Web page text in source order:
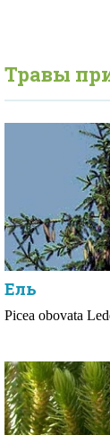
Травы
Ель
Picea obovata